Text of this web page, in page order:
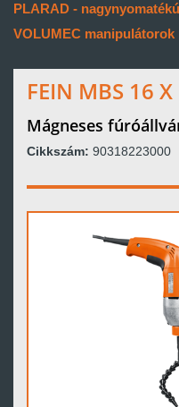
PLARAD -
VOLUMEC manipulátorok
FEIN MBS 16 X
Mágneses
Cikkszám: 90318223000